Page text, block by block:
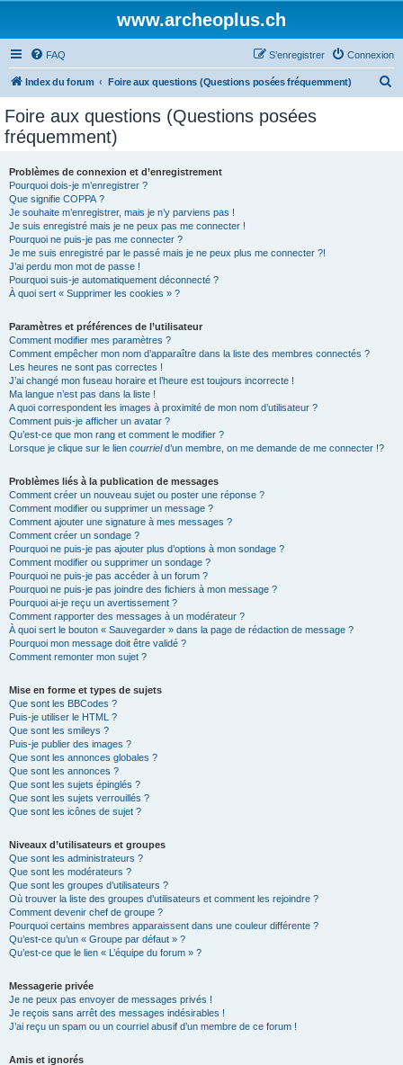
www.archeoplus.ch
FAQ Connexion
S’enregistrer
Index du forum Foire aux questions (Questions posées fréquemment)
Foire aux questions (Questions posées
fréquemment)
Problèmes de connexion et d’enregistrement
Pourquoi dois-je m’enregistrer ?
Que signifie COPPA ?
Je souhaite m’enregistrer, mais je n’y parviens pas !
Je suis enregistré mais je ne peux pas me connecter !
Pourquoi ne puis-je pas me connecter ?
Je me suis enregistré par le passé mais je ne peux plus me connecter ?!
J’ai perdu mon mot de passe !
Pourquoi suis-je automatiquement déconnecté ?
À quoi sert « Supprimer les cookies » ?
Paramètres et préférences de l’utilisateur
Comment modifier mes paramètres ?
Comment empêcher mon nom d’apparaître dans la liste des membres connectés ?
Les heures ne sont pas correctes !
J’ai changé mon fuseau horaire et l’heure est toujours incorrecte !
Ma langue n’est pas dans la liste !
A quoi correspondent les images à proximité de mon nom d’utilisateur ?
Comment puis-je afficher un avatar ?
Qu’est-ce que mon rang et comment le modifier ?
Lorsque je clique sur le lien courrield’un membre, on me demande de me connecter !?
Problèmes liés à la publication de messages
Comment créer un nouveau sujet ou poster une réponse ?
Comment modifier ou supprimer un message ?
Comment ajouter une signature à mes messages ?
Comment créer un sondage ?
Pourquoi ne puis-je pas ajouter plus d’options à mon sondage ?
Comment modifier ou supprimer un sondage ?
Pourquoi ne puis-je pas accéder à un forum ?
Pourquoi ne puis-je pas joindre des fichiers à mon message ?
Pourquoi ai-je reçu un avertissement ?
Comment rapporter des messages à un modérateur ?
À quoi sert le bouton « Sauvegarder » dans la page de rédaction de message ?
Pourquoi mon message doit être validé ?
Comment remonter mon sujet ?
Mise en forme et types de sujets
Que sont les BBCodes ?
Puis-je utiliser le HTML ?
Que sont les smileys ?
Puis-je publier des images ?
Que sont les annonces globales ?
Que sont les annonces ?
Que sont les sujets épinglés ?
Que sont les sujets verrouillés ?
Que sont les icônes de sujet ?
Niveaux d’utilisateurs et groupes
Que sont les administrateurs ?
Que sont les modérateurs ?
Que sont les groupes d’utilisateurs ?
Où trouver la liste des groupes d’utilisateurs et comment les rejoindre ?
Comment devenir chef de groupe ?
Pourquoi certains membres apparaissent dans une couleur différente ?
Qu’est-ce qu’un « Groupe par défaut » ?
Qu’est-ce que le lien « L’équipe du forum » ?
Messagerie privée
Je ne peux pas envoyer de messages privés !
Je reçois sans arrêt des messages indésirables !
J’ai reçu un spam ou un courriel abusif d’un membre de ce forum !
Amis et ignorés